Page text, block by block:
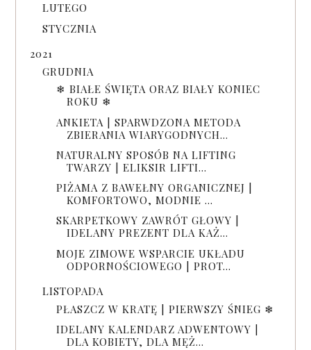
LUTEGO
STYCZNIA
2021
GRUDNIA
❄ BIAŁE ŚWIĘTA ORAZ BIAŁY KONIEC
ROKU ❄
ANKIETA | SPARWDZONA METODA
ZBIERANIA WIARYGODNYCH...
NATURALNY SPOSÓB NA LIFTING
TWARZY | ELIKSIR LIFTI...
PIŻAMA Z BAWEŁNY ORGANICZNEJ |
KOMFORTOWO, MODNIE ...
SKARPETKOWY ZAWRÓT GŁOWY |
IDELANY PREZENT DLA KAŻ...
MOJE ZIMOWE WSPARCIE UKŁADU
ODPORNOŚCIOWEGO | PROT...
LISTOPADA
PŁASZCZ W KRATĘ | PIERWSZY ŚNIEG ❄
IDELANY KALENDARZ ADWENTOWY |
DLA KOBIETY, DLA MĘŻ...